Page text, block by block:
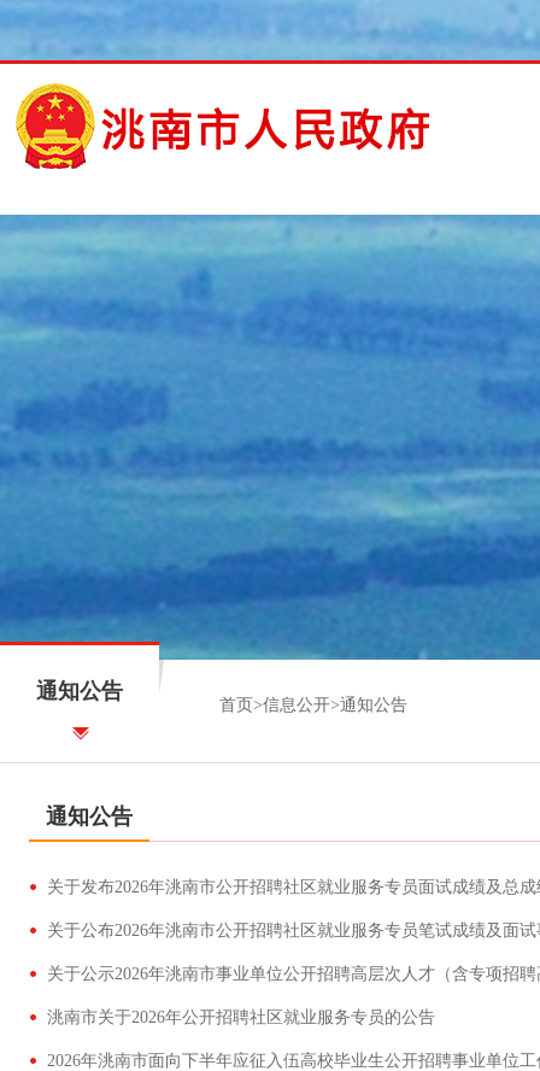
通知公告
首页 >信息公开>通知公告
通知公告
关于发布2026年洮南市公开招聘社区就业服务专员面试成绩及总
关于公布2026年洮南市公开招聘社区就业服务专员笔试成绩及面
洮南市关于2026年公开招聘社区就业服务专员的公告
2026年洮南市面向下半年应征入伍高校毕业生公开招聘事业单位